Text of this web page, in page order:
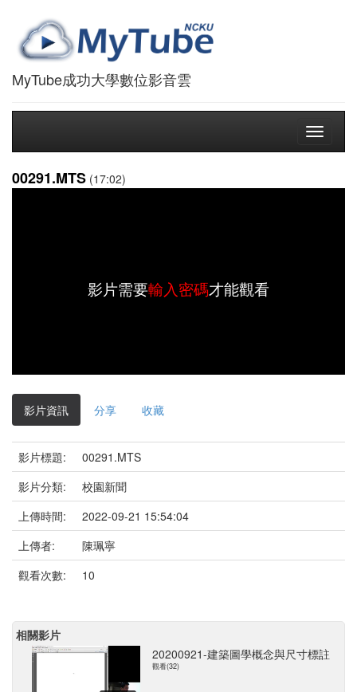
MyTube成功大學數位影音雲
Toggle
00291.MTS (17:02)
影片需要輸入密碼才能觀看
影片資訊 分享 收藏
影片標題:
00291.MTS
影片分類:
校園新聞
上傳時間:
2022-09-21 15:54:04
上傳者:
陳珮寧
觀看次數:
10
相關影片
20200921-建築圖學概念與尺寸標註
觀看(32)